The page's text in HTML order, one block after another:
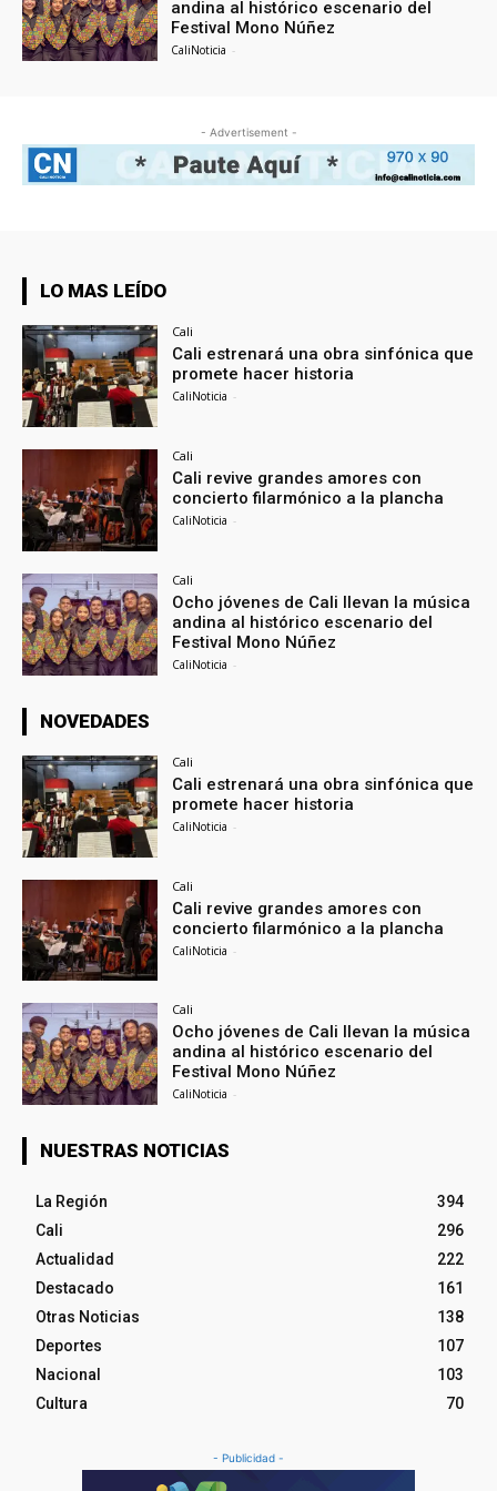
andina al histórico escenario del
Festival Mono Núñez
CaliNoticia -
- Advertisement -
LO MAS LEÍDO
Cali
Cali estrenará una obra sinfónica que
promete hacer historia
CaliNoticia -
Cali
Cali revive grandes amores con
concierto filarmónico a la plancha
CaliNoticia -
Cali
Ocho jóvenes de Cali llevan la música
andina al histórico escenario del
Festival Mono Núñez
CaliNoticia -
NOVEDADES
Cali
Cali estrenará una obra sinfónica que
promete hacer historia
CaliNoticia -
Cali
Cali revive grandes amores con
concierto filarmónico a la plancha
CaliNoticia -
Cali
Ocho jóvenes de Cali llevan la música
andina al histórico escenario del
Festival Mono Núñez
CaliNoticia -
NUESTRAS NOTICIAS
La Región
394
Cali
296
Actualidad
222
Destacado
161
Otras Noticias
138
Deportes
107
Nacional
103
Cultura
70
- Publicidad -